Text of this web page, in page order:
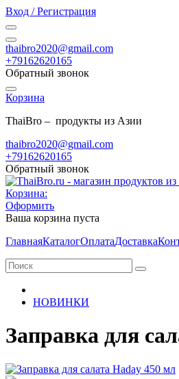
Вход / Регистрация
thaibro2020@gmail.com
+79162620165
Обратный звонок
Корзина
ThaiBro – продукты из Азии
thaibro2020@gmail.com
+79162620165
Обратный звонок
Корзина:
Оформить
Ваша корзина пуста
ГлавнаяКаталогОплатаДоставка
НОВИНКИ
Заправка для